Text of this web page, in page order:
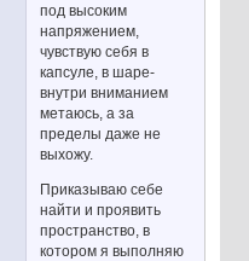
под высоким
напряжением,
чувствую себя в
капсуле, в шаре-
внутри вниманием
метаюсь, а за
пределы даже не
выхожу.
Приказываю себе
найти и проявить
пространство, в
котором я выполняю